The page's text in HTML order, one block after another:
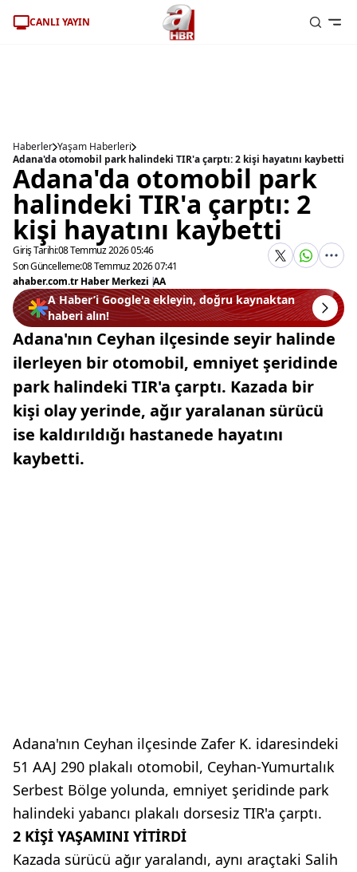
CANLI YAYIN
Haberler Yaşam Haberleri
Adana'da otomobil park halindeki TIR'a çarptı: 2 kişi hayatını kaybetti
Adana'da otomobil park
halindeki TIR'a çarptı: 2
kişi hayatını kaybetti
Giriş Tarihi:08 Temmuz 2026 05:46
Son Güncelleme:08 Temmuz 2026 07:41
ahaber.com.tr Haber Merkezi |AA
A Haber’i Google'a ekleyin, doğru kaynaktan
haberi alın!
Adana'nın Ceyhan ilçesinde seyir halinde
ilerleyen bir otomobil, emniyet şeridinde
park halindeki TIR'a çarptı. Kazada bir
kişi olay yerinde, ağır yaralanan sürücü
ise kaldırıldığı hastanede hayatını
kaybetti.
Adana'nın Ceyhan ilçesinde Zafer K. idaresindeki
51 AAJ 290 plakalı otomobil, Ceyhan-Yumurtalık
Serbest Bölge yolunda, emniyet şeridinde park
halindeki yabancı plakalı dorsesiz TIR'a çarptı.
2 KİŞİ YAŞAMINI YİTİRDİ
Kazada sürücü ağır yaralandı, aynı araçtaki Salih